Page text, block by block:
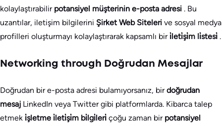
kolaylaştırabilir potansiyel müşterinin e-posta adresi . Bu
uzantılar, iletişim bilgilerini Şirket Web Siteleri ve sosyal medya
profilleri oluşturmayı kolaylaştırarak kapsamlı biri̇leti̇şi̇m li̇stesi̇ .
Networking through Doğrudan Mesajlar
Doğrudan bir e-posta adresi bulamıyorsanız, birdoğrudan
mesaj LinkedIn veya Twitter gibi platformlarda. Kibarca talep
etmek i̇şletme i̇leti̇şi̇m bi̇lgi̇leri̇ çoğu zaman bir potansiyel